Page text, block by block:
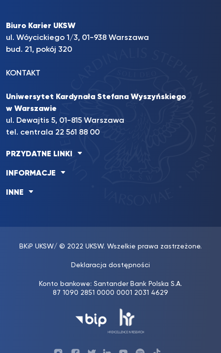
Biuro Karier UKSW
ul. Wóycickiego 1/3, 01-938 Warszawa
bud. 21, pokój 320
KONTAKT
Uniwersytet Kardynała Stefana Wyszyńskiego
w Warszawie
ul. Dewajtis 5, 01-815 Warszawa
tel. centrala 22 561 88 00
PRZYDATNE LINKI
INFORMACJE
INNE
BKiP UKSW/ © 2022 UKSW. Wszelkie prawa zastrzeżone.
Deklaracja dostępności
Konto bankowe: Santander Bank Polska S.A.
87 1090 2851 0000 0001 2031 4629